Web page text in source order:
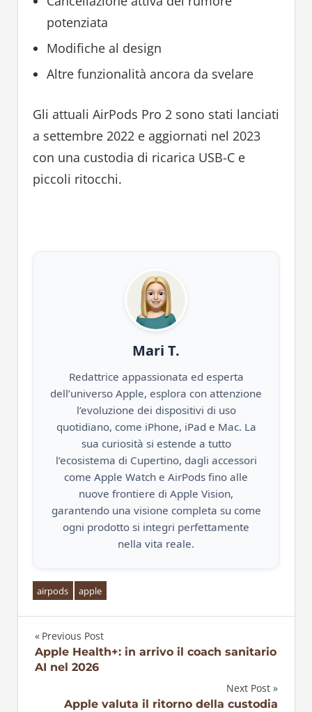
potenziata
Modifiche al design
Altre funzionalità ancora da svelare
Gli attuali AirPods Pro 2 sono stati lanciati
a settembre 2022 e aggiornati nel 2023
con una custodia di ricarica USB-C e
piccoli ritocchi.
Mari T.
Redattrice appassionata ed esperta
dell’universo Apple, esplora con attenzione
l’evoluzione dei dispositivi di uso
quotidiano, come iPhone, iPad e Mac. La
sua curiosità si estende a tutto
l’ecosistema di Cupertino, dagli accessori
come Apple Watch e AirPods fino alle
nuove frontiere di Apple Vision,
garantendo una visione completa su come
ogni prodotto si integri perfettamente
nella vita reale.
airpods apple
Navigazione
Previous Post
Apple Health+: in arrivo il coach sanitario
AI nel 2026
Next Post
Apple valuta il ritorno della custodia